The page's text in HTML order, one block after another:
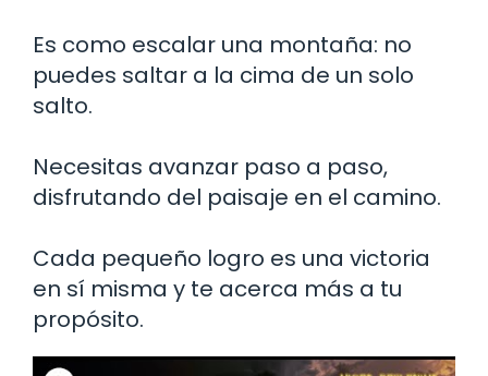
Es como escalar una montaña: no
puedes saltar a la cima de un solo
salto.
Necesitas avanzar paso a paso,
disfrutando del paisaje en el camino.
Cada pequeño logro es una victoria
en sí misma y te acerca más a tu
propósito.